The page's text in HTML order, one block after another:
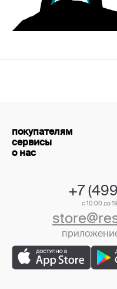
покупателям
сервисы
о нас
+7
с 10:00 до